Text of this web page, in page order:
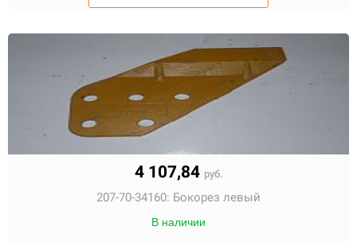
4 107,84 руб.
207-70-34160: Бокорез левый
В наличии